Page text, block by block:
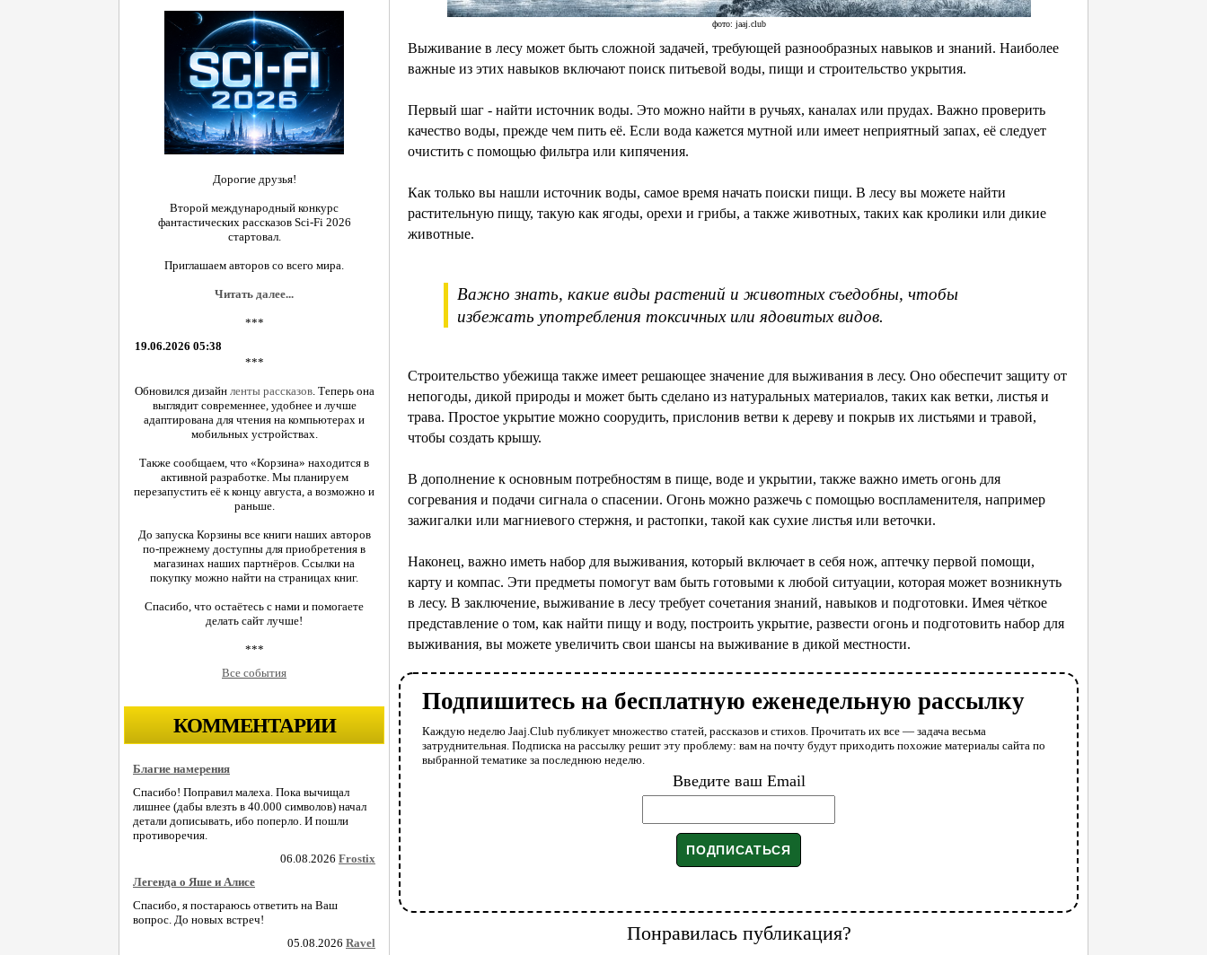
Дорогие друзья!
Второй международный конкурс
фантастических рассказов Sci-Fi 2026
стартовал.
Приглашаем авторов со всего мира.
Читать далее...
***
19.06.2026 05:38
***
Обновился дизайн ленты рассказов. Теперь она
выглядит современнее, удобнее и лучше
адаптирована для чтения на компьютерах и
мобильных устройствах.
Также сообщаем, что «Корзина» находится в
активной разработке. Мы планируем
перезапустить её к концу августа, а возможно и
раньше.
До запуска Корзины все книги наших авторов
по-прежнему доступны для приобретения в
магазинах наших партнёров. Ссылки на
покупку можно найти на страницах книг.
Спасибо, что остаётесь с нами и помогаете
делать сайт лучше!
***
Все события
КОММЕНТАРИИ
Благие намерения
Спасибо! Поправил малеха. Пока вычищал
лишнее (дабы влезть в 40.000 символов) начал
детали дописывать, ибо поперло. И пошли
противоречия.
06.08.2026 Frostix
Легенда о Яше и Алисе
Спасибо, я постараюсь ответить на Ваш
вопрос. До новых встреч!
05.08.2026 Ravel
фото: jaaj.club
Выживание в лесу может быть сложной задачей, требующей разнообразных навыков и знаний. Наиболее
важные из этих навыков включают поиск питьевой воды, пищи и строительство укрытия.
Первый шаг - найти источник воды. Это можно найти в ручьях, каналах или прудах. Важно проверить
качество воды, прежде чем пить её. Если вода кажется мутной или имеет неприятный запах, её следует
очистить с помощью фильтра или кипячения.
Как только вы нашли источник воды, самое время начать поиски пищи. В лесу вы можете найти
растительную пищу, такую как ягоды, орехи и грибы, а также животных, таких как кролики или дикие
животные.
Важно знать, какие виды растений и животных съедобны, чтобы
избежать употребления токсичных или ядовитых видов.
Строительство убежища также имеет решающее значение для выживания в лесу. Оно обеспечит защиту от
непогоды, дикой природы и может быть сделано из натуральных материалов, таких как ветки, листья и
трава. Простое укрытие можно соорудить, прислонив ветви к дереву и покрыв их листьями и травой,
чтобы создать крышу.
В дополнение к основным потребностям в пище, воде и укрытии, также важно иметь огонь для
согревания и подачи сигнала о спасении. Огонь можно разжечь с помощью воспламенителя, например
зажигалки или магниевого стержня, и растопки, такой как сухие листья или веточки.
Наконец, важно иметь набор для выживания, который включает в себя нож, аптечку первой помощи,
карту и компас. Эти предметы помогут вам быть готовыми к любой ситуации, которая может возникнуть
в лесу. В заключение, выживание в лесу требует сочетания знаний, навыков и подготовки. Имея чёткое
представление о том, как найти пищу и воду, построить укрытие, развести огонь и подготовить набор для
выживания, вы можете увеличить свои шансы на выживание в дикой местности.
Подпишитесь на бесплатную еженедельную рассылку
Каждую неделю Jaaj.Club публикует множество статей, рассказов и стихов. Прочитать их все — задача весьма
затруднительная. Подписка на рассылку решит эту проблему: вам на почту будут приходить похожие материалы сайта по
выбранной тематике за последнюю неделю.
Введите ваш Email
Понравилась публикация?